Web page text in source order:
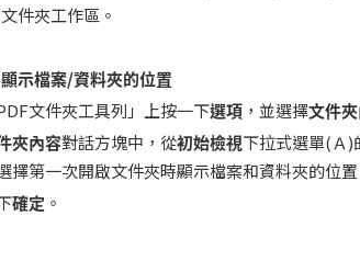
件夾工作區。
示檔案/資料夾的位置
文件夾工具列」上按一下選項，並選擇文件
夾內容對話方塊中，從初始檢視下拉式選單(Ａ)
擇第一次開啟文件夾時顯示檔案和資料夾的位置
確定 。